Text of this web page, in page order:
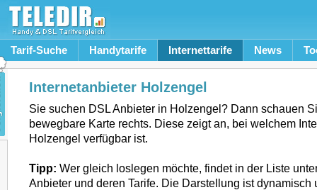
Tarif-Suche Handytarife Internettarife News
Internetanbieter Holzengel
Sie suchen DSL Anbieter in Holzengel? Dann schauen
bewegbare Karte rechts. Diese zeigt an, bei welchem
Holzengel verfügbar ist.
Tipp: Wer gleich loslegen möchte, findet in der Liste
Anbieter und deren Tarife. Die Darstellung ist dynamisch